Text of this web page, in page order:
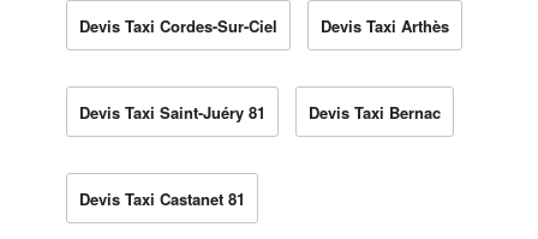
Devis Taxi Cordes-Sur-Ciel Devis Taxi Arthès
Devis Taxi Saint-Juéry 81 Devis Taxi Bernac
Devis Taxi Castanet 81